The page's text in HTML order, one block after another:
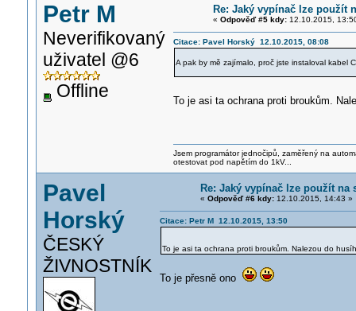
Petr M
Neverifikovaný
uživatel @6
Offline
Re: Jaký vypínač lze použít
« Odpověď #5 kdy:12.10.2015,
Citace: Pavel Horský 12.10.2015, 08:08
A pak by mě zajímalo, proč jste instaloval kabel
To je asi ta ochrana proti broukům.
Jsem programátor jednočipů, zaměřený na
otestovat pod napětím do 1kV...
Pavel
Horský
ČESKÝ
ŽIVNOSTNÍK
Re: Jaký vypínač lze použít na
« Odpověď #6 kdy:12.10.2015, 14:43 »
Citace: Petr M 12.10.2015, 13:50
To je asi ta ochrana proti broukům. Nalezou do
To je přesně ono